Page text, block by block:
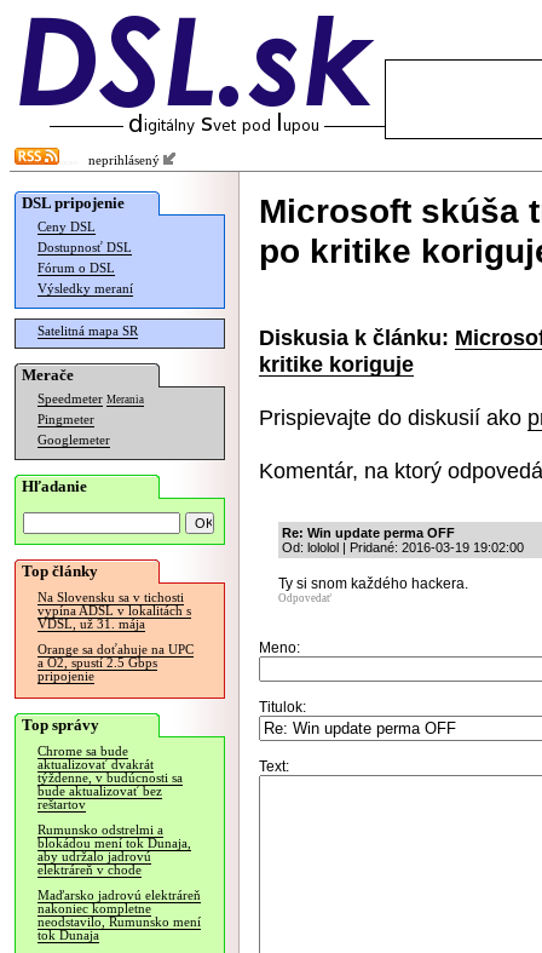
neprihlásený
DSL pripojenie
Ceny DSL
Dostupnosť DSL
Fórum o DSL
Výsledky meraní
Satelitná mapa SR
Merače
Speedmeter Merania
Pingmeter
Googlemeter
Hľadanie
Top články
Na Slovensku sa v tichosti
vypína ADSL v lokalitách s
VDSL, už 31. mája
Orange sa doťahuje na UPC
a O2, spustí 2.5 Gbps
pripojenie
Top správy
Chrome sa bude
aktualizovať dvakrát
týždenne, v budúcnosti sa
bude aktualizovať bez
reštartov
Rumunsko odstrelmi a
blokádou mení tok Dunaja,
aby udržalo jadrovú
elektráreň v chode
Maďarsko jadrovú elektráreň
nakoniec kompletne
neodstavilo, Rumunsko mení
tok Dunaja
Microsoft skúša
po kritike
Diskusia k článku:
kritike koriguje
Prispievajte do diskusií ako
Komentár, na ktorý
Re: Win update perma OFF
Od: lololol | Pridané: 2016-03-19 19:02:00
Ty si snom každého hackera.
Odpovedať
Meno:
Titulok:
Text: